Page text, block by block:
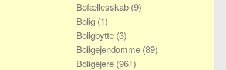
Bofællesskab (9)
Bolig (1)
Boligbytte (3)
Boligejendomme (89)
Boligejere (961)